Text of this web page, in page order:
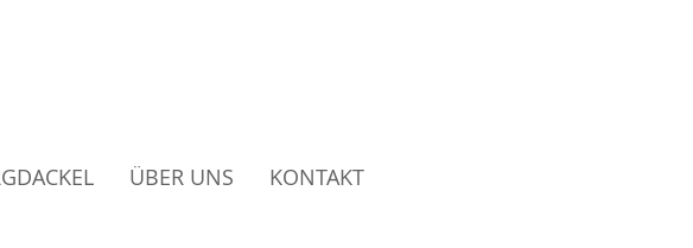
ÜBER UNS KONTAKT